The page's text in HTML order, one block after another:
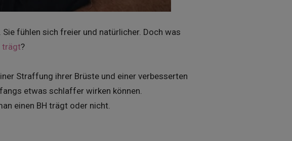
fühlen sich freier und natürlicher. Doch was
trägt?
Straffung ihrer Brüste und einer verbesserten
etwas schlaffer wirken können.
einen BH trägt oder nicht.